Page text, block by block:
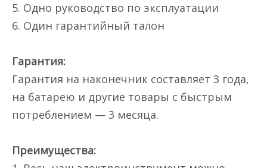
5. Одно руководство по эксплуатации
6. Один гарантийный талон
Гарантия:
Гарантия на наконечник составляет 3 года,
на батарею и другие товары с быстрым
потреблением — 3 месяца.
Преимущества: